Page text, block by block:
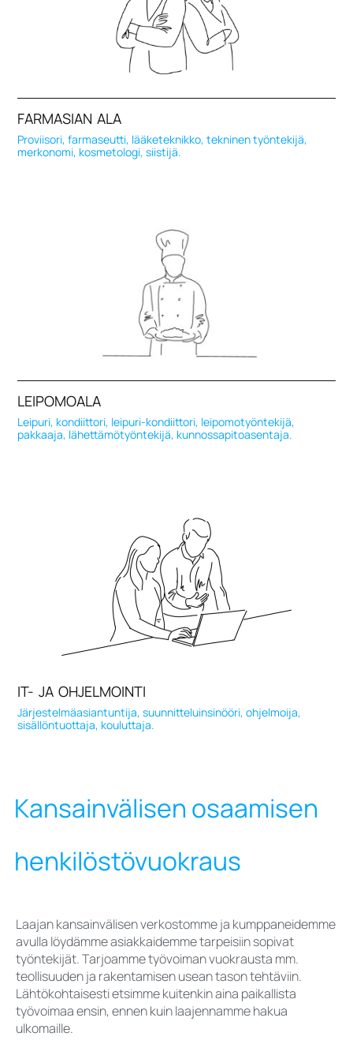
FARMASIAN ALA
Proviisori, farmaseutti, lääketeknikko, tekninen työntekijä,
merkonomi, kosmetologi, siistijä.
LEIPOMOALA
Leipuri, kondiittori, leipuri-kondiittori, leipomotyöntekijä,
pakkaaja, lähettämötyöntekijä, kunnossapitoasentaja.
IT- JA OHJELMOINTI
Järjestelmäasiantuntija, suunnitteluinsinööri, ohjelmoija,
sisällöntuottaja, kouluttaja.
Kansainvälisen osaamisen
henkilöstövuokraus
Laajan kansainvälisen verkostomme ja kumppaneidemme
avulla löydämme asiakkaidemme tarpeisiin sopivat
työntekijät. Tarjoamme työvoiman vuokrausta mm.
teollisuuden ja rakentamisen usean tason tehtäviin.
Lähtökohtaisesti etsimme kuitenkin aina paikallista
työvoimaa ensin, ennen kuin laajennamme hakua
ulkomaille.